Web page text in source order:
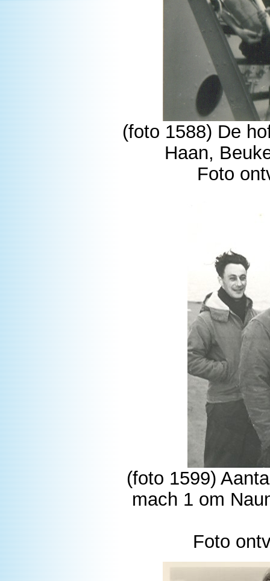
(foto 1588) De
Haan,
Foto
(foto 1599)
mach 1 om
Foto